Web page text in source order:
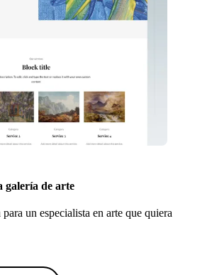
galería de arte
un especialista en arte que quiera